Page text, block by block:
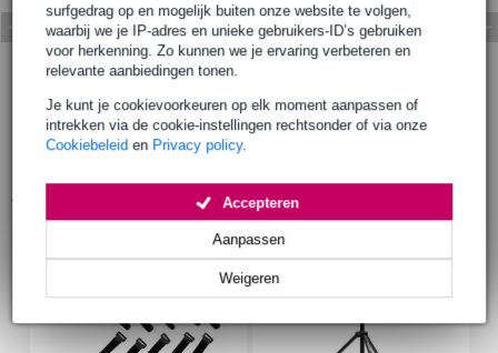
surfgedrag op en mogelijk buiten onze website te volgen,
waarbij we je IP-adres en unieke gebruikers-ID’s gebruiken
voor herkenning. Zo kunnen we je ervaring verbeteren en
relevante aanbiedingen tonen.
Je kunt je cookievoorkeuren op elk moment aanpassen of
intrekken via de cookie-instellingen rechtsonder of via onze
Cookiebeleid en Privacy policy.
Weigeren
Aanpassen
Accepteren